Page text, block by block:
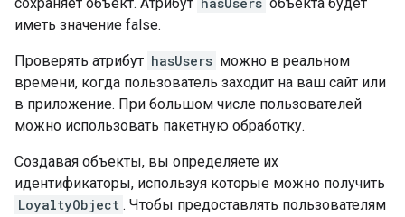
иметь значение false.
Проверять атрибут hasUsers можно в реальном
времени, когда пользователь заходит на ваш сайт или
в приложение. При большом числе пользователей
можно использовать пакетную обработку.
Создавая объекты, вы определяете их
идентификаторы, используя которые можно получить
LoyaltyObject . Чтобы предоставлять пользователям